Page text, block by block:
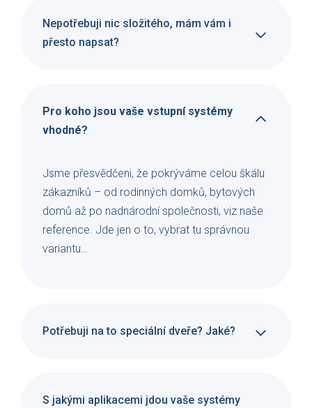
Nepotřebuji nic složitého, mám vám i
přesto napsat?
Pro koho jsou vaše vstupní systémy
vhodné?
Jsme přesvědčeni, že pokrýváme celou škálu
zákazníků – od rodinných domků, bytových
domů až po nadnárodní společnosti, viz naše
reference. Jde jen o to, vybrat tu správnou
variantu…
Potřebuji na to speciální dveře? Jaké?
S jakými aplikacemi jdou vaše systémy